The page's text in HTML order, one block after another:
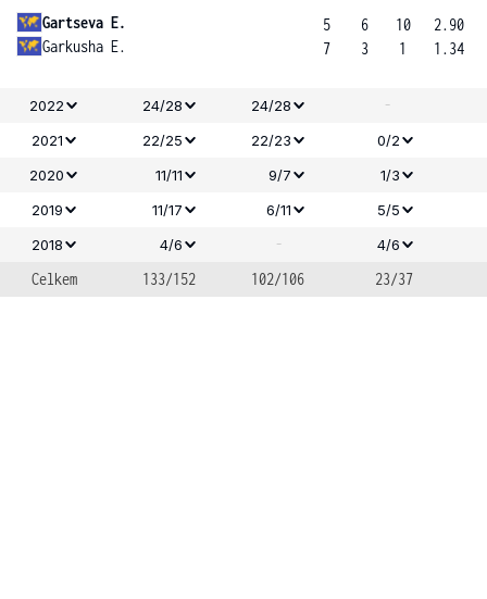
Gartseva E.
Garkusha E.
5
7
6
3
10
1
2.90
1.34
2022 24/28 24/28 -
2021 22/25 22/23
0/2
2020
11/11 9/7
1/3
2019
11/17 6/11
5/5
2018
4/6 - 4/6
Celkem 133/152 102/106 23/37